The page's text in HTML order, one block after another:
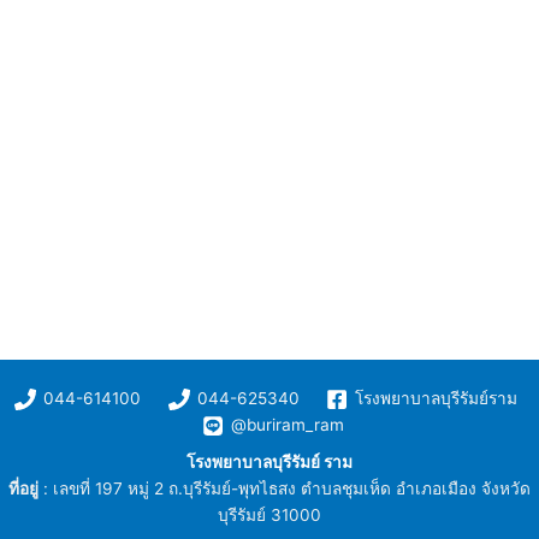
044-614100 044-625340
โรงพยาบาลบุรีรัมย์ราม
@buriram_ram
โรงพยาบาลบุรีรัมย์ ราม
ที่อยู่ : เลขที่ 197 หมู่ 2 ถ.บุรีรัมย์-พุทไธสง ตำบลชุมเห็ด อำเภอเมือง จังหวัด
บุรีรัมย์ 31000